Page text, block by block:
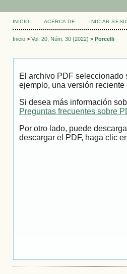
INICIO ACERCA DE INICIAR
Inicio> Vol. 20, Núm. 30 (2022) > Porcelli
El archivo PDF seleccionado
ejemplo, una versión reciente
Si desea más información
Preguntas frecuentes sobre
Por otro lado, puede
descargar el PDF, haga clic